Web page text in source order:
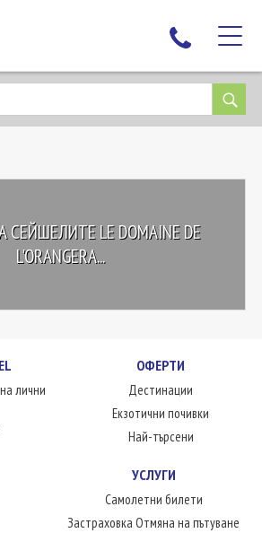
LE DOMAINE DE
L'ORANGERA...
лични
ОФЕРТИ
Дестинации
Екзотични почивки
Най-търсени
УСЛУГИ
Самолетни билети
Застраховка Отмяна на пътуване